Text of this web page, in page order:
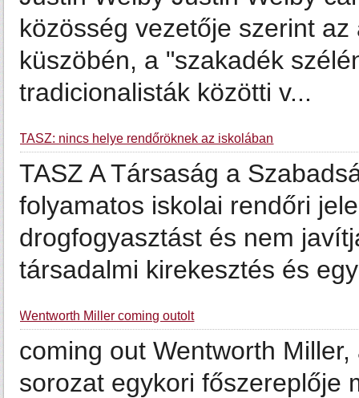
közösség vezetője szerint
küszöbén, a "szakadék
tradicionalisták közötti v...
TASZ: nincs helye rendőröknek az iskolában
TASZ A Társaság a
folyamatos iskolai rendőri
drogfogyasztást és nem
társadalmi kirekesztés és
Wentworth Miller coming outolt
coming out Wentworth
sorozat egykori főszereplője